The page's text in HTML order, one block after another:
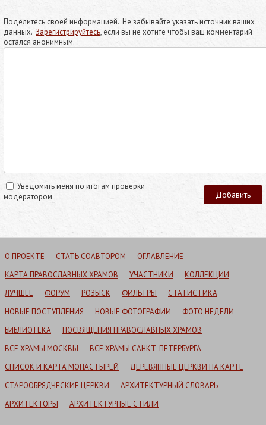
Поделитесь своей информацией. Не забывайте указать источник ваших
данных. Зарегистрируйтесь, если вы не хотите чтобы ваш комментарий
остался анонимным.
Уведомить меня по итогам проверки
модератором
О ПРОЕКТЕ СТАТЬ СОАВТОРОМ
ОГЛАВЛЕНИЕ
КАРТА ПРАВОСЛАВНЫХ ХРАМОВ
УЧАСТНИКИ
КОЛЛЕКЦИИ
ЛУЧШЕЕ
ФОРУМ РОЗЫСК ФИЛЬТРЫ
СТАТИСТИКА
НОВЫЕ ПОСТУПЛЕНИЯ
НОВЫЕ ФОТОГРАФИИ
ФОТО НЕДЕЛИ
БИБЛИОТЕКА
ПОСВЯЩЕНИЯ ПРАВОСЛАВНЫХ ХРАМОВ
ВСЕ ХРАМЫ МОСКВЫ
ВСЕ ХРАМЫ САНКТ-ПЕТЕРБУРГА
СПИСОК И КАРТА МОНАСТЫРЕЙ
ДЕРЕВЯННЫЕ ЦЕРКВИ НА КАРТЕ
СТАРООБРЯДЧЕСКИЕ ЦЕРКВИ
АРХИТЕКТУРНЫЙ СЛОВАРЬ
АРХИТЕКТОРЫ
АРХИТЕКТУРНЫЕ СТИЛИ